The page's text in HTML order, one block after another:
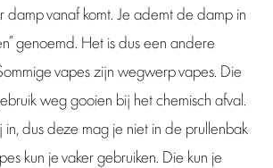
vanaf komt. Je ademt de damp in
genoemd. Het is dus een andere
vapes zijn wegwerp vapes. Die
weg gooien bij het chemisch afval.
dus deze mag je niet in de prullenbak
kun je vaker gebruiken. Die kun je